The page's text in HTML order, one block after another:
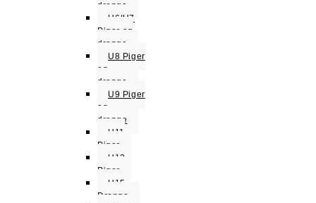
drenge
U6/U7
Piger og
drenge
U8 Piger
og
drenge
U9 Piger
og
drenge
U11
Piger
U13
Piger
U15
Drenge